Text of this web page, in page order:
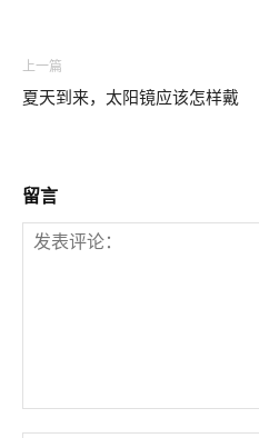
上一篇
夏天到来，太阳镜应该怎样戴
留言